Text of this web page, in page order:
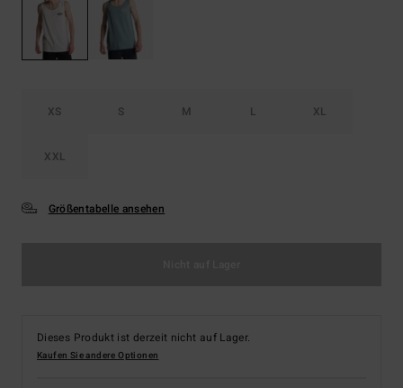
XS S M L XL
XXL
Größentabelle ansehen
Dieses Produkt ist derzeit nicht auf Lager.
Kaufen Sie andere Optionen